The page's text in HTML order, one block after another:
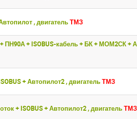
, двигательТМЗ
+ ISOBUS-кабель + БК + МОМ2СК +
+ Автопилот2 , двигательТМЗ
+ ISOBUS + Автопилот2 , двигательТМЗ